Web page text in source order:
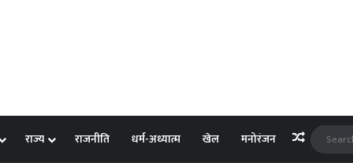
राज्य राजनीति धर्म-अध्यात्म खेल मनोरंजन Random